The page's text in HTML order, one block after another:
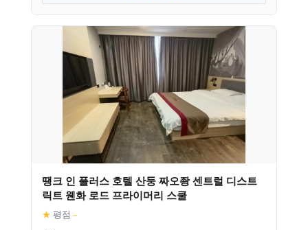
땡크 인 플러스 호텔 산둥 짜오좡 센트럴 디스트
릭트 웬화 로드 프라이머리 스쿨
★ 평점 –